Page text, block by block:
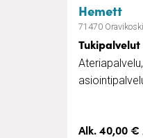
Hemett–
71470 Oravikoski
Tukipalvelut
Alk. 40,00